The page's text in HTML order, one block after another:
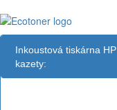
Inkoustová tiskárna HP
kazety: